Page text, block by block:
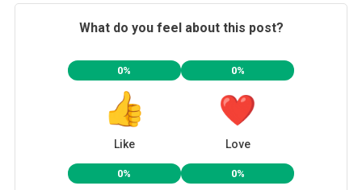
What do you feel about this post?
0%
Like
0%
Love
0% 0%